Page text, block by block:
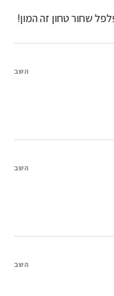
השב
השב
השב